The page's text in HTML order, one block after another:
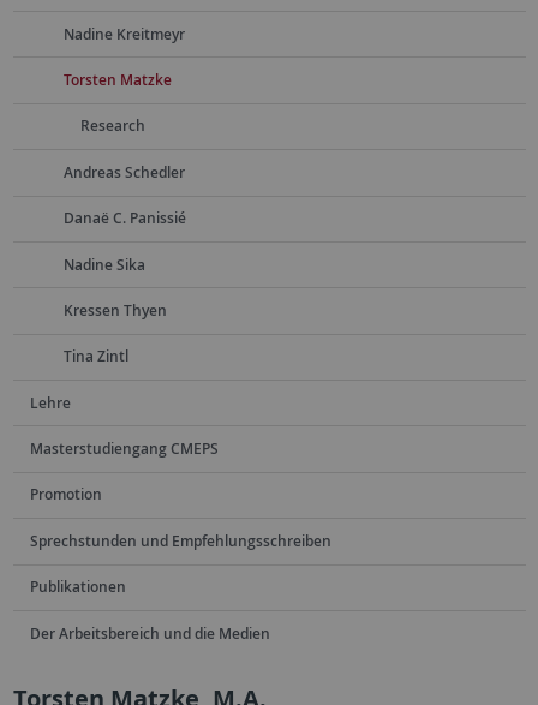
Nadine Kreitmeyr
Torsten Matzke
Research
Andreas Schedler
Danaë C. Panissié
Nadine Sika
Kressen Thyen
Tina Zintl
Lehre
Masterstudiengang CMEPS
Promotion
Sprechstunden und Empfehlungsschreiben
Publikationen
Der Arbeitsbereich und die Medien